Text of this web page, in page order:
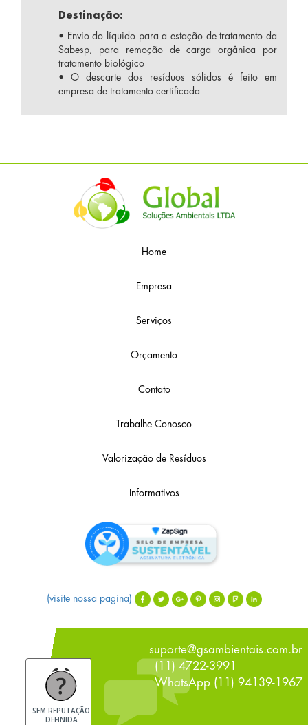
Destinação:
• Envio do líquido para a estação de tratamento da
Sabesp, para remoção de carga orgânica por
tratamento biológico
• O descarte dos resíduos sólidos é feito em
empresa de tratamento certificada
Home
Empresa
Serviços
Orçamento
Contato
Trabalhe Conosco
Valorização de Resíduos
Informativos
(visite nossa pagina)
suporte@gsambientais.com.br
(11) 4722-3991
WhatsApp (11) 94139-1967
SEM REPUTAÇÃO
DEFINIDA